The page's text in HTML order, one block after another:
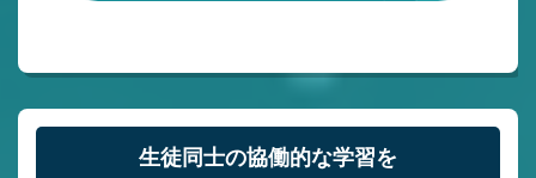
生徒同士の協働的な学習を